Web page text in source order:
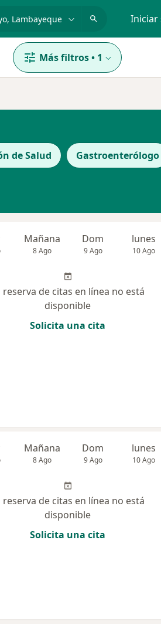
Iniciar
Más filtros• 1
de Salud Gastroenterólogo
Mañana
8 Ago
Dom
9 Ago
lunes
10 Ago
reserva de citas en línea no está
disponible
Solicita una cita
Mañana
8 Ago
Dom
9 Ago
lunes
10 Ago
reserva de citas en línea no está
disponible
Solicita una cita